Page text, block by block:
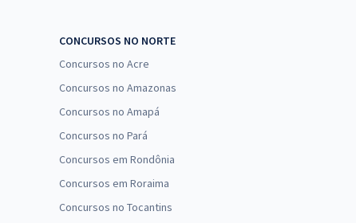
CONCURSOS NO NORTE
Concursos no Acre
Concursos no Amazonas
Concursos no Amapá
Concursos no Pará
Concursos em Rondônia
Concursos em Roraima
Concursos no Tocantins